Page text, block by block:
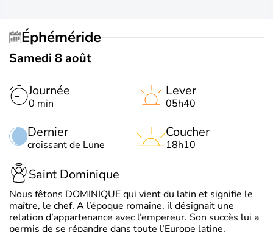
Éphéméride
Samedi 8 août
Journée
0 min
Dernier
croissant de Lune
Lever
05h40
Coucher
18h10
Saint Dominique
Nous fêtons DOMINIQUE qui vient du latin et signifie le
maître, le chef. A l’époque romaine, il désignait une
relation d’appartenance avec l’empereur. Son succès lui a
permis de se répandre dans toute l’Europe latine.